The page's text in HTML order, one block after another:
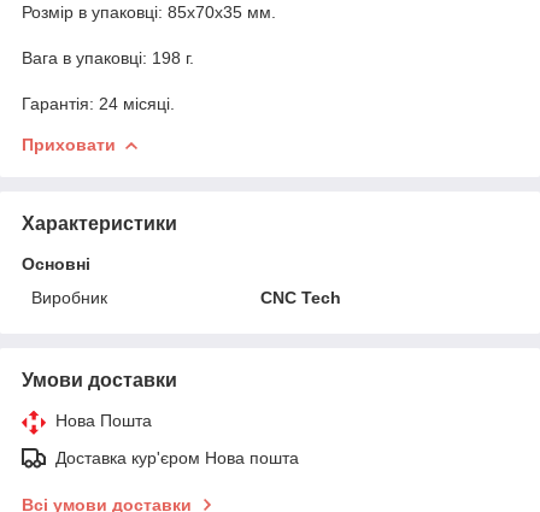
Розмір в упаковці: 85x70x35 мм.
Вага в упаковці: 198 г.
Гарантія: 24 місяці.
Приховати
Характеристики
Основні
Виробник
CNC Tech
Умови доставки
Нова Пошта
Доставка кур'єром Нова пошта
Всі умови доставки